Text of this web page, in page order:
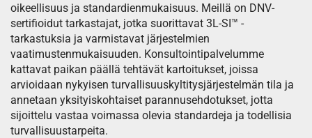
oikeellisuus ja standardienmukaisuus. Meillä on DNV-
sertifioidut tarkastajat, jotka suorittavat 3L-SI™ -
tarkastuksia ja varmistavat järjestelmien
vaatimustenmukaisuuden. Konsultointipalvelumme
kattavat paikan päällä tehtävät kartoitukset, joissa
arvioidaan nykyisen turvallisuuskyltitysjärjestelmän tila ja
annetaan yksityiskohtaiset parannusehdotukset, jotta
sijoittelu vastaa voimassa olevia standardeja ja todellisia
turvallisuustarpeita.